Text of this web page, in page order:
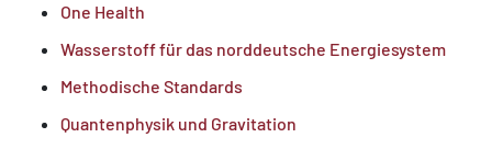
One Health
Wasserstoff für das norddeutsche Energiesystem
Methodische Standards
Quantenphysik und Gravitation